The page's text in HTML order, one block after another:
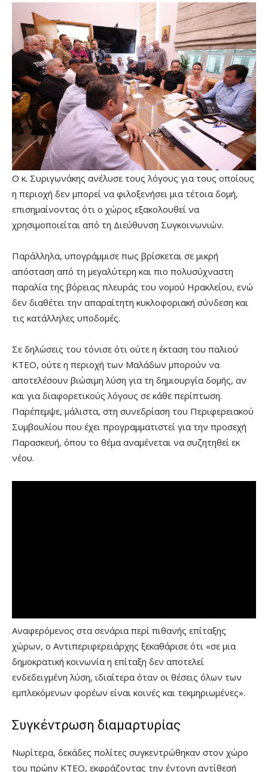
Ο κ. Συριγωνάκης ανέλυσε τους λόγους για τους οποίους
η περιοχή δεν μπορεί να φιλοξενήσει μια τέτοια δομή,
επισημαίνοντας ότι ο χώρος εξακολουθεί να
χρησιμοποιείται από τη Διεύθυνση Συγκοινωνιών.
Παράλληλα, υπογράμμισε πως βρίσκεται σε μικρή
απόσταση από τη μεγαλύτερη και πιο πολυσύχναστη
παραλία της βόρειας πλευράς του νομού Ηρακλείου, ενώ
δεν διαθέτει την απαραίτητη κυκλοφοριακή σύνδεση και
τις κατάλληλες υποδομές.
Σε δηλώσεις του τόνισε ότι ούτε η έκταση του παλιού
ΚΤΕΟ, ούτε η περιοχή των Μαλάδων μπορούν να
αποτελέσουν βιώσιμη λύση για τη δημιουργία δομής, αν
και για διαφορετικούς λόγους σε κάθε περίπτωση.
Παρέπεμψε, μάλιστα, στη συνεδρίαση του Περιφερειακού
Συμβουλίου που έχει προγραμματιστεί για την προσεχή
Παρασκευή, όπου το θέμα αναμένεται να συζητηθεί εκ
νέου.
Αναφερόμενος στα σενάρια περί πιθανής επίταξης
χώρων, ο Αντιπεριφερειάρχης ξεκαθάρισε ότι «σε μια
δημοκρατική κοινωνία η επίταξη δεν αποτελεί
ενδεδειγμένη λύση, ιδιαίτερα όταν οι θέσεις όλων των
εμπλεκόμενων φορέων είναι κοινές και τεκμηριωμένες».
Συγκέντρωση διαμαρτυρίας
Νωρίτερα, δεκάδες πολίτες συγκεντρώθηκαν στον χώρο
του πρώην ΚΤΕΟ, εκφράζοντας την έντονη αντίθεσή